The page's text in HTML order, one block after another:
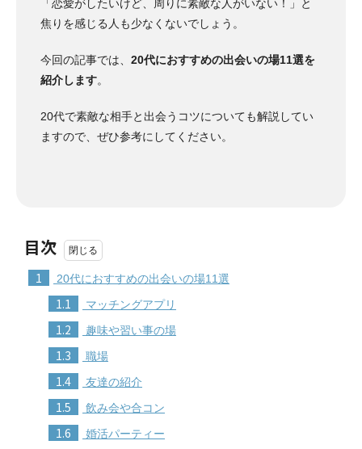
「恋愛がしたいけど、周りに素敵な人がいない！」と
焦りを感じる人も少なくないでしょう。
今回の記事では、 20代におすすめの出会いの場11選を
紹介します。
20代で素敵な相手と出会うコツについても解説してい
ますので、ぜひ参考にしてください。
目次
1 20代におすすめの出会いの場11選
1.1 マッチングアプリ
1.2 趣味や習い事の場
1.3 職場
1.4 友達の紹介
1.5 飲み会や合コン
1.6 婚活パーティー